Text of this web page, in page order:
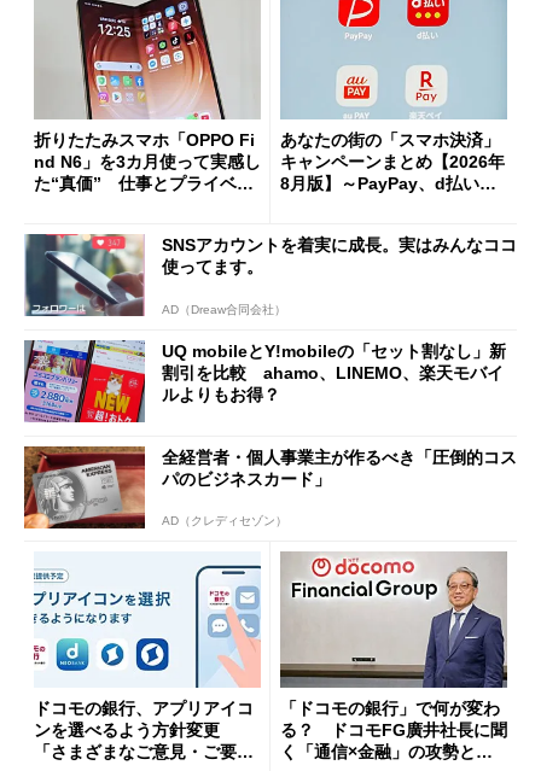
折りたたみスマホ「OPPO Fi
nd N6」を3カ月使って実感し
た“真価” 仕事とプライベー
あなたの街の「スマホ決済」
キャンペーンまとめ【2026年
8月版】～PayPay、d払い、a
SNSアカウントを着実に成長。実はみんなココ
使ってます。
AD（Dreaw合同会社）
UQ mobileとY!mobileの「セット割なし」新
割引を比較 ahamo、LINEMO、楽天モバイ
ルよりもお得？
全経営者・個人事業主が作るべき「圧倒的コス
パのビジネスカード」
AD（クレディセゾン）
ドコモの銀行、アプリアイコ
ンを選べるよう方針変更
「さまざまなご意見・ご要望
「ドコモの銀行」で何が変わ
る？ ドコモFG廣井社長に聞
く「通信×金融」の攻勢とグ